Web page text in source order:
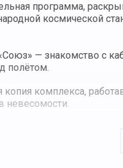
программа,
космической
— знакомство с
полётом.
комплекса,
невесомости.